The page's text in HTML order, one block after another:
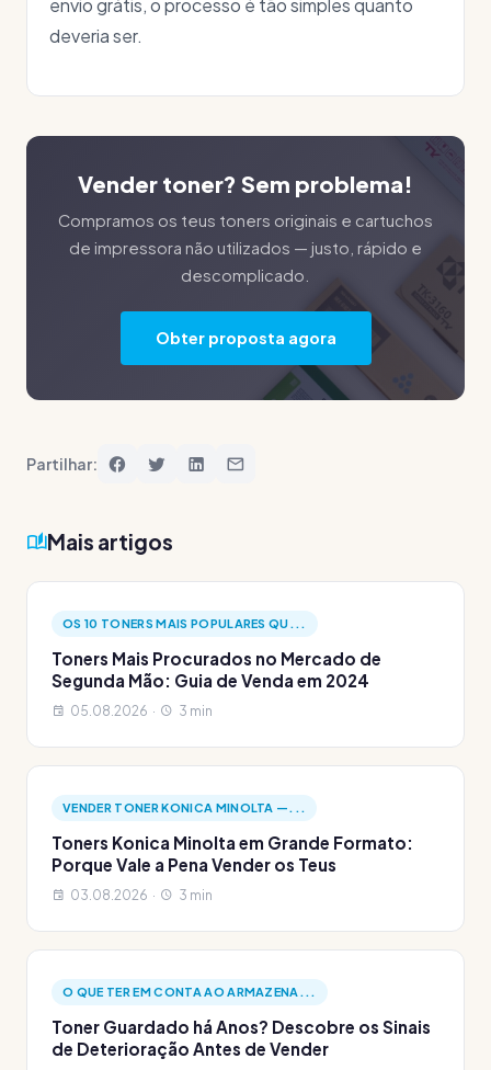
envio grátis, o processo é tão simples quanto
deveria ser.
Vender toner? Sem problema!
Compramos os teus toners originais e cartuchos
de impressora não utilizados — justo, rápido e
descomplicado.
Obter proposta agora
Partilhar:
Mais artigos
OS 10 TONERS MAIS POPULARES QU...
Toners Mais Procurados no Mercado de
Segunda Mão: Guia de Venda em 2024
05.08.2026 · 3 min
VENDER TONER KONICA MINOLTA —...
Toners Konica Minolta em Grande Formato:
Porque Vale a Pena Vender os Teus
03.08.2026 · 3 min
O QUE TER EM CONTA AO ARMAZENA...
Toner Guardado há Anos? Descobre os Sinais
de Deterioração Antes de Vender